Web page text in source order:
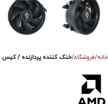
خانه فروشگاه خنک کننده پردازنده / کیس